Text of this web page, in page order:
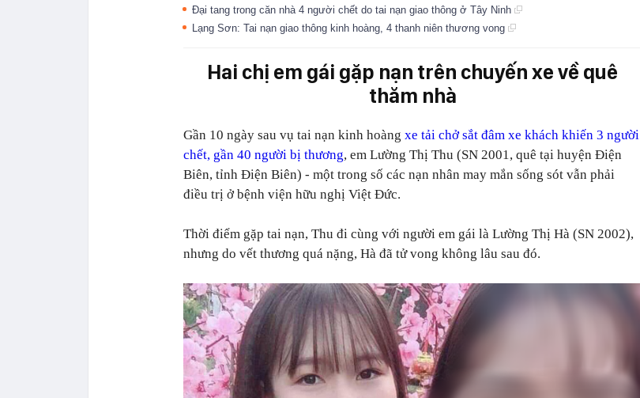
Đại tang trong căn nhà 4 người chết do tai nạn giao thông ở Tây Ninh
Lạng Sơn: Tai nạn giao thông kinh hoàng, 4 thanh niên thương vong
Hai chị em gái gặp nạn trên chuyến xe về quê
thăm nhà
Gần 10 ngày sau vụ tai nạn kinh hoàng xe tải chở sắt đâm xe khách khiến 3 người
chết, gần 40 người bị thương, em Lường Thị Thu (SN 2001, quê tại huyện Điện
Biên, tỉnh Điện Biên) - một trong số các nạn nhân may mắn sống sót vẫn phải
điều trị ở bệnh viện hữu nghị Việt Đức.
Thời điểm gặp tai nạn, Thu đi cùng với người em gái là Lường Thị Hà (SN 2002),
nhưng do vết thương quá nặng, Hà đã tử vong không lâu sau đó.